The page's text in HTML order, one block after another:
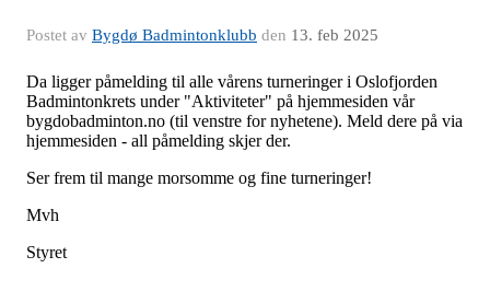
Postet av Bygdø Badmintonklubb den 13. feb 2025
Da ligger påmelding til alle vårens turneringer i Oslofjorden
Badmintonkrets under "Aktiviteter" på hjemmesiden vår
bygdobadminton.no (til venstre for nyhetene). Meld dere på via
hjemmesiden - all påmelding skjer der.
Ser frem til mange morsomme og fine turneringer!
Mvh
Styret